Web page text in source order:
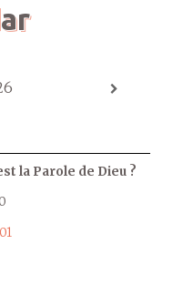
la Parole de Dieu ?